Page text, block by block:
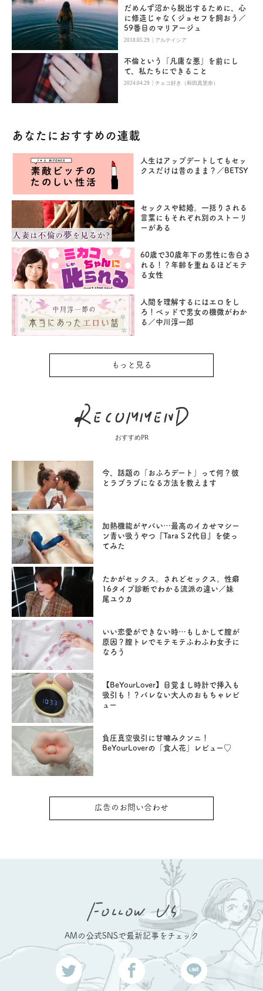
だめんず沼から脱出するために、心
に修造じゃなくジョセフを飼おう／
59番目のマリアージュ
2018.05.29 | アルテイシア
不倫という「凡庸な悪」を前にし
て、私たちにできること
2024.04.29 |チェコ好き（和田真里奈）
あなたにおすすめの連載
人生はアップデートしてもセッ
クスだけは昔のまま？／BETSY
セックスや結婚。一括りされる
言葉にもそれぞれ別のストーリ
ーがある
60歳で30歳年下の男性に告白さ
れる！？年齢を重ねるほどモテ
る女性
人間を理解するにはエロをし
ろ！ベッドで男女の機微がわか
る／中川淳一郎
もっと見る
おすすめPR
今、話題の「おふろデート」って何？彼
とラブラブになる方法を教えます
加熱機能がヤバい…最高のイカせマシー
ン青い吸うやつ『Tara S 2代目』を使っ
てみた
たかがセックス。されどセックス。性癖
16タイプ診断でわかる流派の違い／妹
尾ユウカ
いい恋愛ができない時…もしかして膣が
原因？膣トレでモテモテふわふわ女子に
なろう
【BeYourLover】目覚まし時計で挿入も
吸引も！？バレない大人のおもちゃレビ
ュー
負圧真空吸引に甘噛みクンニ！
BeYourLoverの「食人花」レビュー♡
広告のお問い合わせ
AMの公式SNSで最新記事をチェック